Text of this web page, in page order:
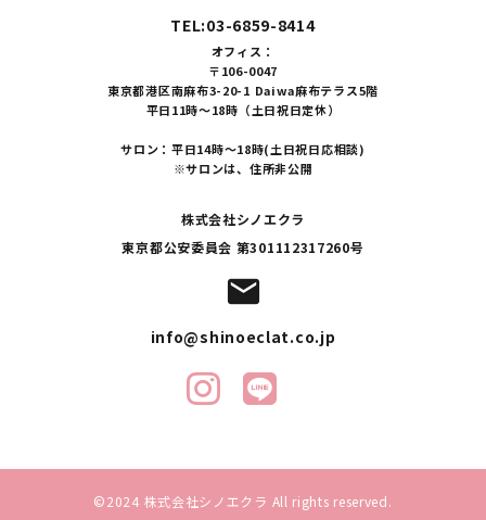
TEL:03-6859-8414
オフィス：
〒106-0047
東京都港区南麻布3-20-1 Daiwa麻布テラス5階
平日11時～18時（土日祝日定休）
サロン：平日14時～18時(土日祝日応相談)
※サロンは、住所非公開
株式会社シノエクラ
東京都公安委員会 第301112317260号
mail
info@shinoeclat.co.jp
©2024 株式会社シノエクラ All rights reserved.